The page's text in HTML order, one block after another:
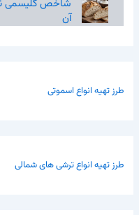
آن
طرز تهیه انواع اسموتی
طرز تهیه انواع ترشی های شمالی